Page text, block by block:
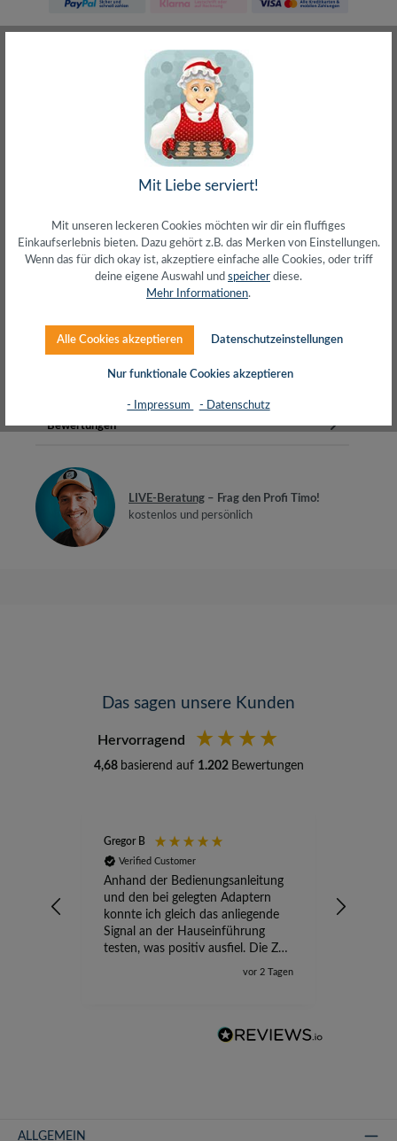
meist direkt aus Waiblingen
30 Tage Rückgaberecht
ohne Risiko bestellen
– Frag den Profi!
kostenlos und persönlich
Über 20+ Jahre Erfahrung
wir wissen von was wir sprechen
mmTransparente KabelummantelungSchlos…
Bewertungen
LIVE-Beratung – Frag den Profi Timo!
kostenlos und persönlich
Das sagen unsere Kunden
Hervorragend
4,68 basierend auf 1.202 Bewertungen
Gregor B
Verified Customer
Anhand der Bedienungsanleitung
und den bei gelegten Adaptern
konnte ich gleich das anliegende
Signal an der Hauseinführung
testen, was positiv ausfiel. Die Zeit
der Ungewissheit ist jetzt vorbei,
vor 2 Tagen
ALLGEMEIN
Mit Liebe serviert!
Mit unseren leckeren Cookies möchten wir dir ein fluffiges
Einkaufserlebnis bieten. Dazu gehört z.B. das Merken von Einstellungen.
Wenn das für dich okay ist, akzeptiere einfache alle Cookies, oder triff
deine eigene Auswahl und speicher diese.
Mehr Informationen.
Alle Cookies akzeptieren Datenschutzeinstellungen
Nur funktionale Cookies akzeptieren
- Impressum - Datenschutz